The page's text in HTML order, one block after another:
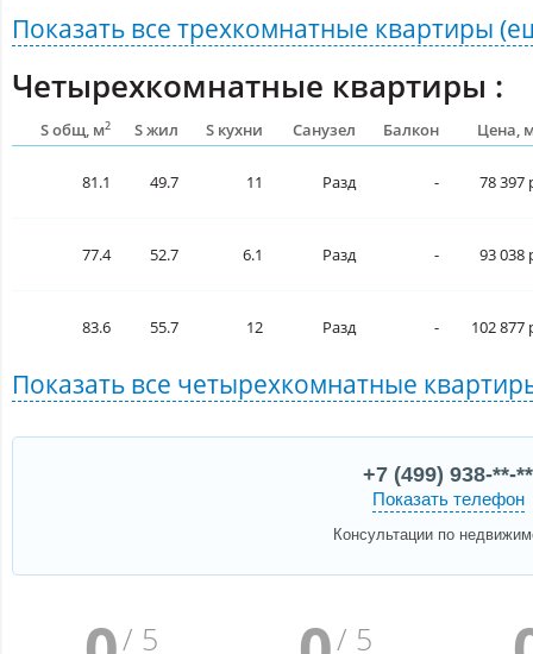
Показать все трехкомнатные квартиры
Четырехкомнатные квартиры :
S общ, м2 S жил S кухни Санузел Балкон Цена,
81.1 49.7 11 Разд - 78 397
77.4 52.7 6.1 Разд - 93 038
83.6 55.7 12 Разд - 102 877
Показать все четырехкомнатные
+7 (499) 938-**-**
Показать телефон
Консультации по
/ 5 / 5